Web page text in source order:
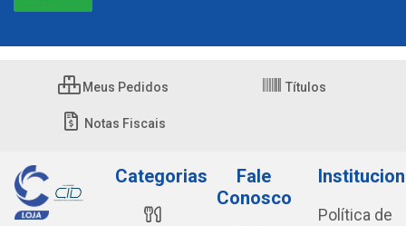
Meus Pedidos Títulos
Notas Fiscais
Categorias
Fale
Conosco
Política de